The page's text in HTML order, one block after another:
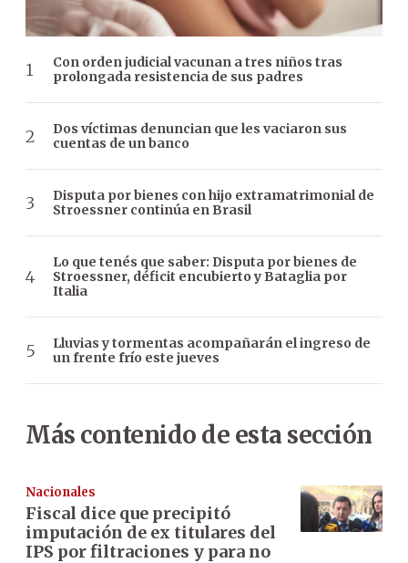
Con orden judicial vacunan a tres niños tras
prolongada resistencia de sus padres
Dos víctimas denuncian que les vaciaron sus
cuentas de un banco
Disputa por bienes con hijo extramatrimonial de
Stroessner continúa en Brasil
Lo que tenés que saber: Disputa por bienes de
Stroessner, déficit encubierto y Bataglia por
Italia
Lluvias y tormentas acompañarán el ingreso de
un frente frío este jueves
Más contenido de esta sección
Nacionales
Fiscal dice que precipitó
imputación de ex titulares del
IPS por filtraciones y para no